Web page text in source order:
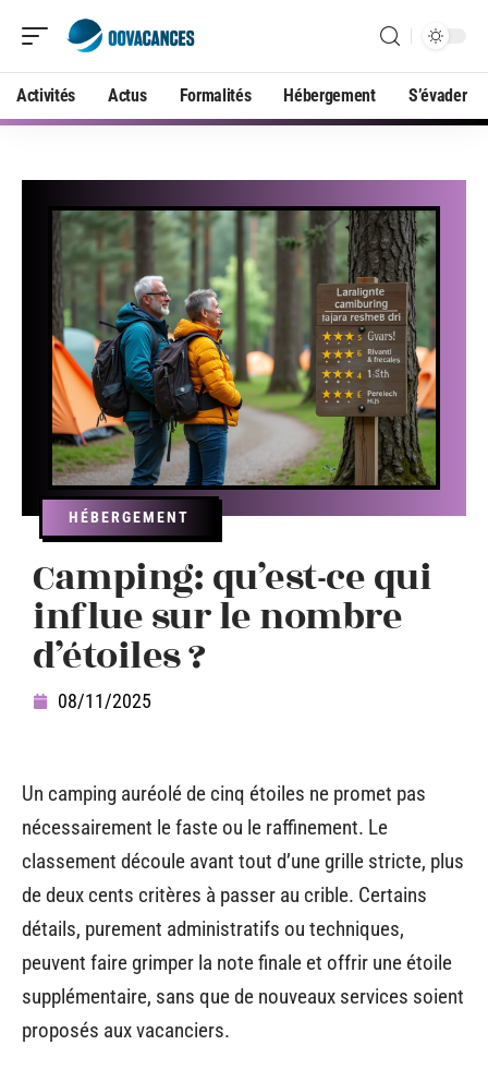
Activités Actus Formalités Hébergement S’évader
HÉBERGEMENT
Camping: qu’est-ce qui
influe sur le nombre
d’étoiles ?
08/11/2025
Un camping auréolé de cinq étoiles ne promet pas
nécessairement le faste ou le raffinement. Le
classement découle avant tout d’une grille stricte, plus
de deux cents critères à passer au crible. Certains
détails, purement administratifs ou techniques,
peuvent faire grimper la note finale et offrir une étoile
supplémentaire, sans que de nouveaux services soient
proposés aux vacanciers.